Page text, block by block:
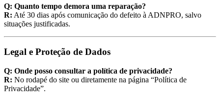
Q: Quanto tempo demora uma reparação?
R: Até 30 dias após comunicação do defeito à ADNPRO, salvo
situações justificadas.
Legal e Proteção de Dados
Q: Onde posso consultar a política de privacidade?
R: No rodapé do site ou diretamente na página “Política de
Privacidade”.